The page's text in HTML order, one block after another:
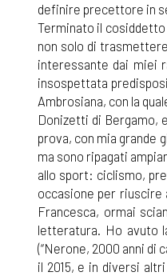
definire precettore in
Terminato il cosiddetto
non solo di
interessante dai miei
insospettata
Ambrosiana, con la
Donizetti di Bergamo,
prova, con mia grande
ma sono ripagati
allo sport: ciclismo,
occasione per riuscire
Francesca, ormai
letteratura. Ho avuto
(“Nerone, 2000 anni di
il 2015, e in diversi